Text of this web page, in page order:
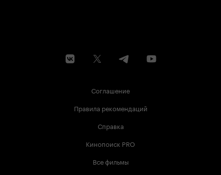
Соглашение
Правила рекомендаций
Справка
Кинопоиск PRO
Все фильмы